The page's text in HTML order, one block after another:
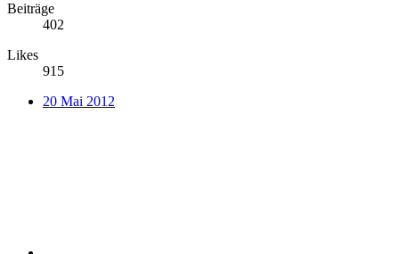
Beiträge
402
Likes
915
20 Mai 2012